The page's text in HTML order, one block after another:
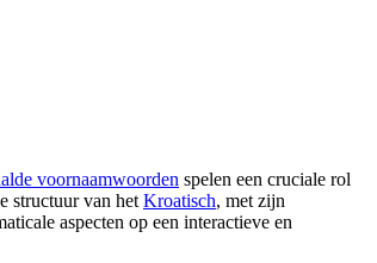
voornaamwoorden spelen een cruciale rol
structuur van het Kroatisch, met zijn
aspecten op een interactieve en